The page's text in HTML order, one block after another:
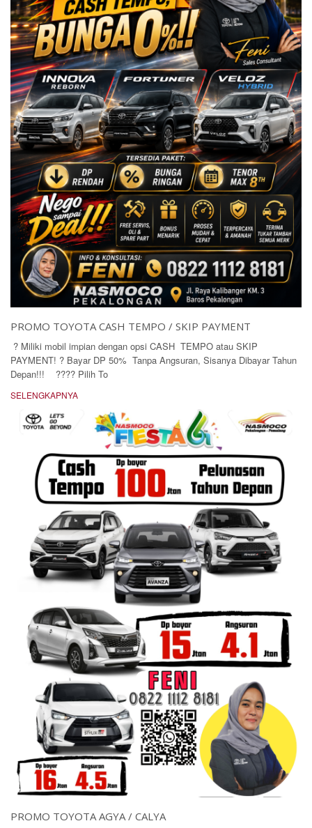
PROMO TOYOTA CASH TEMPO / SKIP PAYMENT
? Miliki mobil impian dengan opsi CASH TEMPO atau SKIP
PAYMENT! ? Bayar DP 50% Tanpa Angsuran, Sisanya Dibayar Tahun
Depan!!! ???? Pilih To
SELENGKAPNYA
PROMO TOYOTA AGYA / CALYA